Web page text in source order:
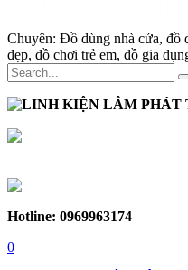
Chuyên: Đồ dùng nhà cửa, đồ
đẹp, đồ chơi trẻ em, đồ gia
Hotline: 0969963174
0